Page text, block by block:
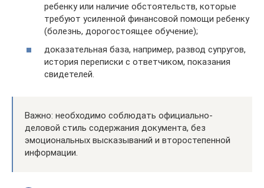
ребенку или наличие обстоятельств, которые
требуют усиленной финансовой помощи ребенку
(болезнь, дорогостоящее обучение);
доказательная база, например, развод супругов,
история переписки с ответчиком, показания
свидетелей.
Важно: необходимо соблюдать официально-
деловой стиль содержания документа, без
эмоциональных высказываний и второстепенной
информации.